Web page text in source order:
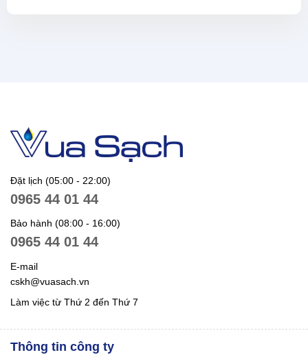
Đặt lịch (05:00 - 22:00)
0965 44 01 44
Bảo hành (08:00 - 16:00)
0965 44 01 44
E-mail
cskh@vuasach.vn
Làm việc từ Thứ 2 đến Thứ 7
Thông tin công ty